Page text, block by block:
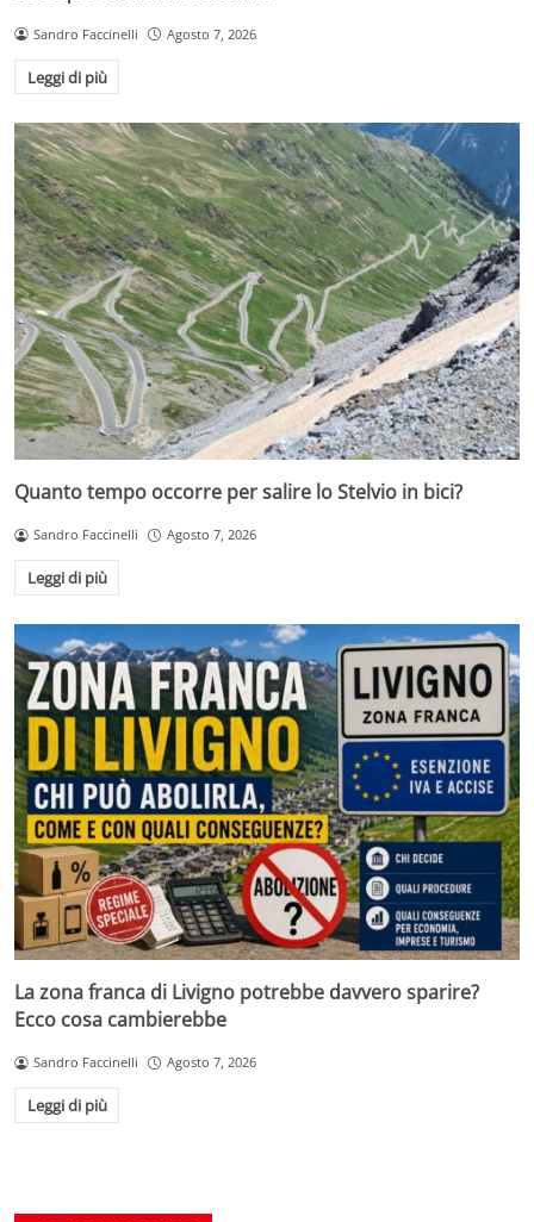
Sandro Faccinelli Agosto 7, 2026
Leggi di più
Quanto tempo occorre per salire lo Stelvio in bici?
Sandro Faccinelli Agosto 7, 2026
Leggi di più
La zona franca di Livigno potrebbe davvero sparire?
Ecco cosa cambierebbe
Sandro Faccinelli Agosto 7, 2026
Leggi di più